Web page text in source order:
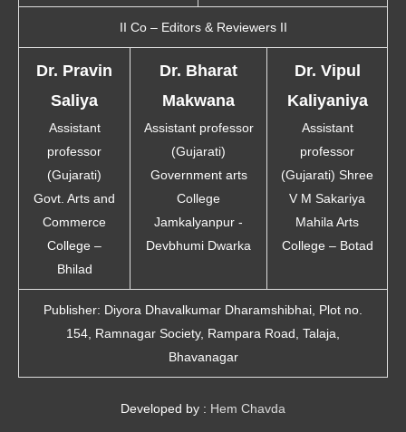
II Co – Editors & Reviewers II
Dr. Pravin
Saliya
Assistant
professor
(Gujarati)
Govt. Arts and
Commerce
College –
Bhilad
Dr. Bharat
Makwana
Assistant professor
(Gujarati)
Government arts
College
Jamkalyanpur -
Devbhumi Dwarka
Dr. Vipul
Kaliyaniya
Assistant
professor
(Gujarati) Shree
V M Sakariya
Mahila Arts
College – Botad
Publisher: Diyora Dhavalkumar Dharamshibhai, Plot no.
154, Ramnagar Society, Rampara Road, Talaja,
Bhavanagar
Developed by : Hem Chavda